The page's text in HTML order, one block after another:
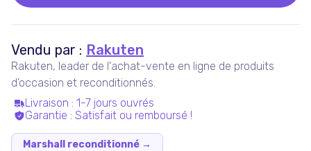
Vendu par : Rakuten
Rakuten, leader de l'achat-vente en ligne de produits
d'occasion et reconditionnés.
Livraison : 1-7 jours ouvrés
Garantie : Satisfait ou remboursé !
Marshall reconditionné →